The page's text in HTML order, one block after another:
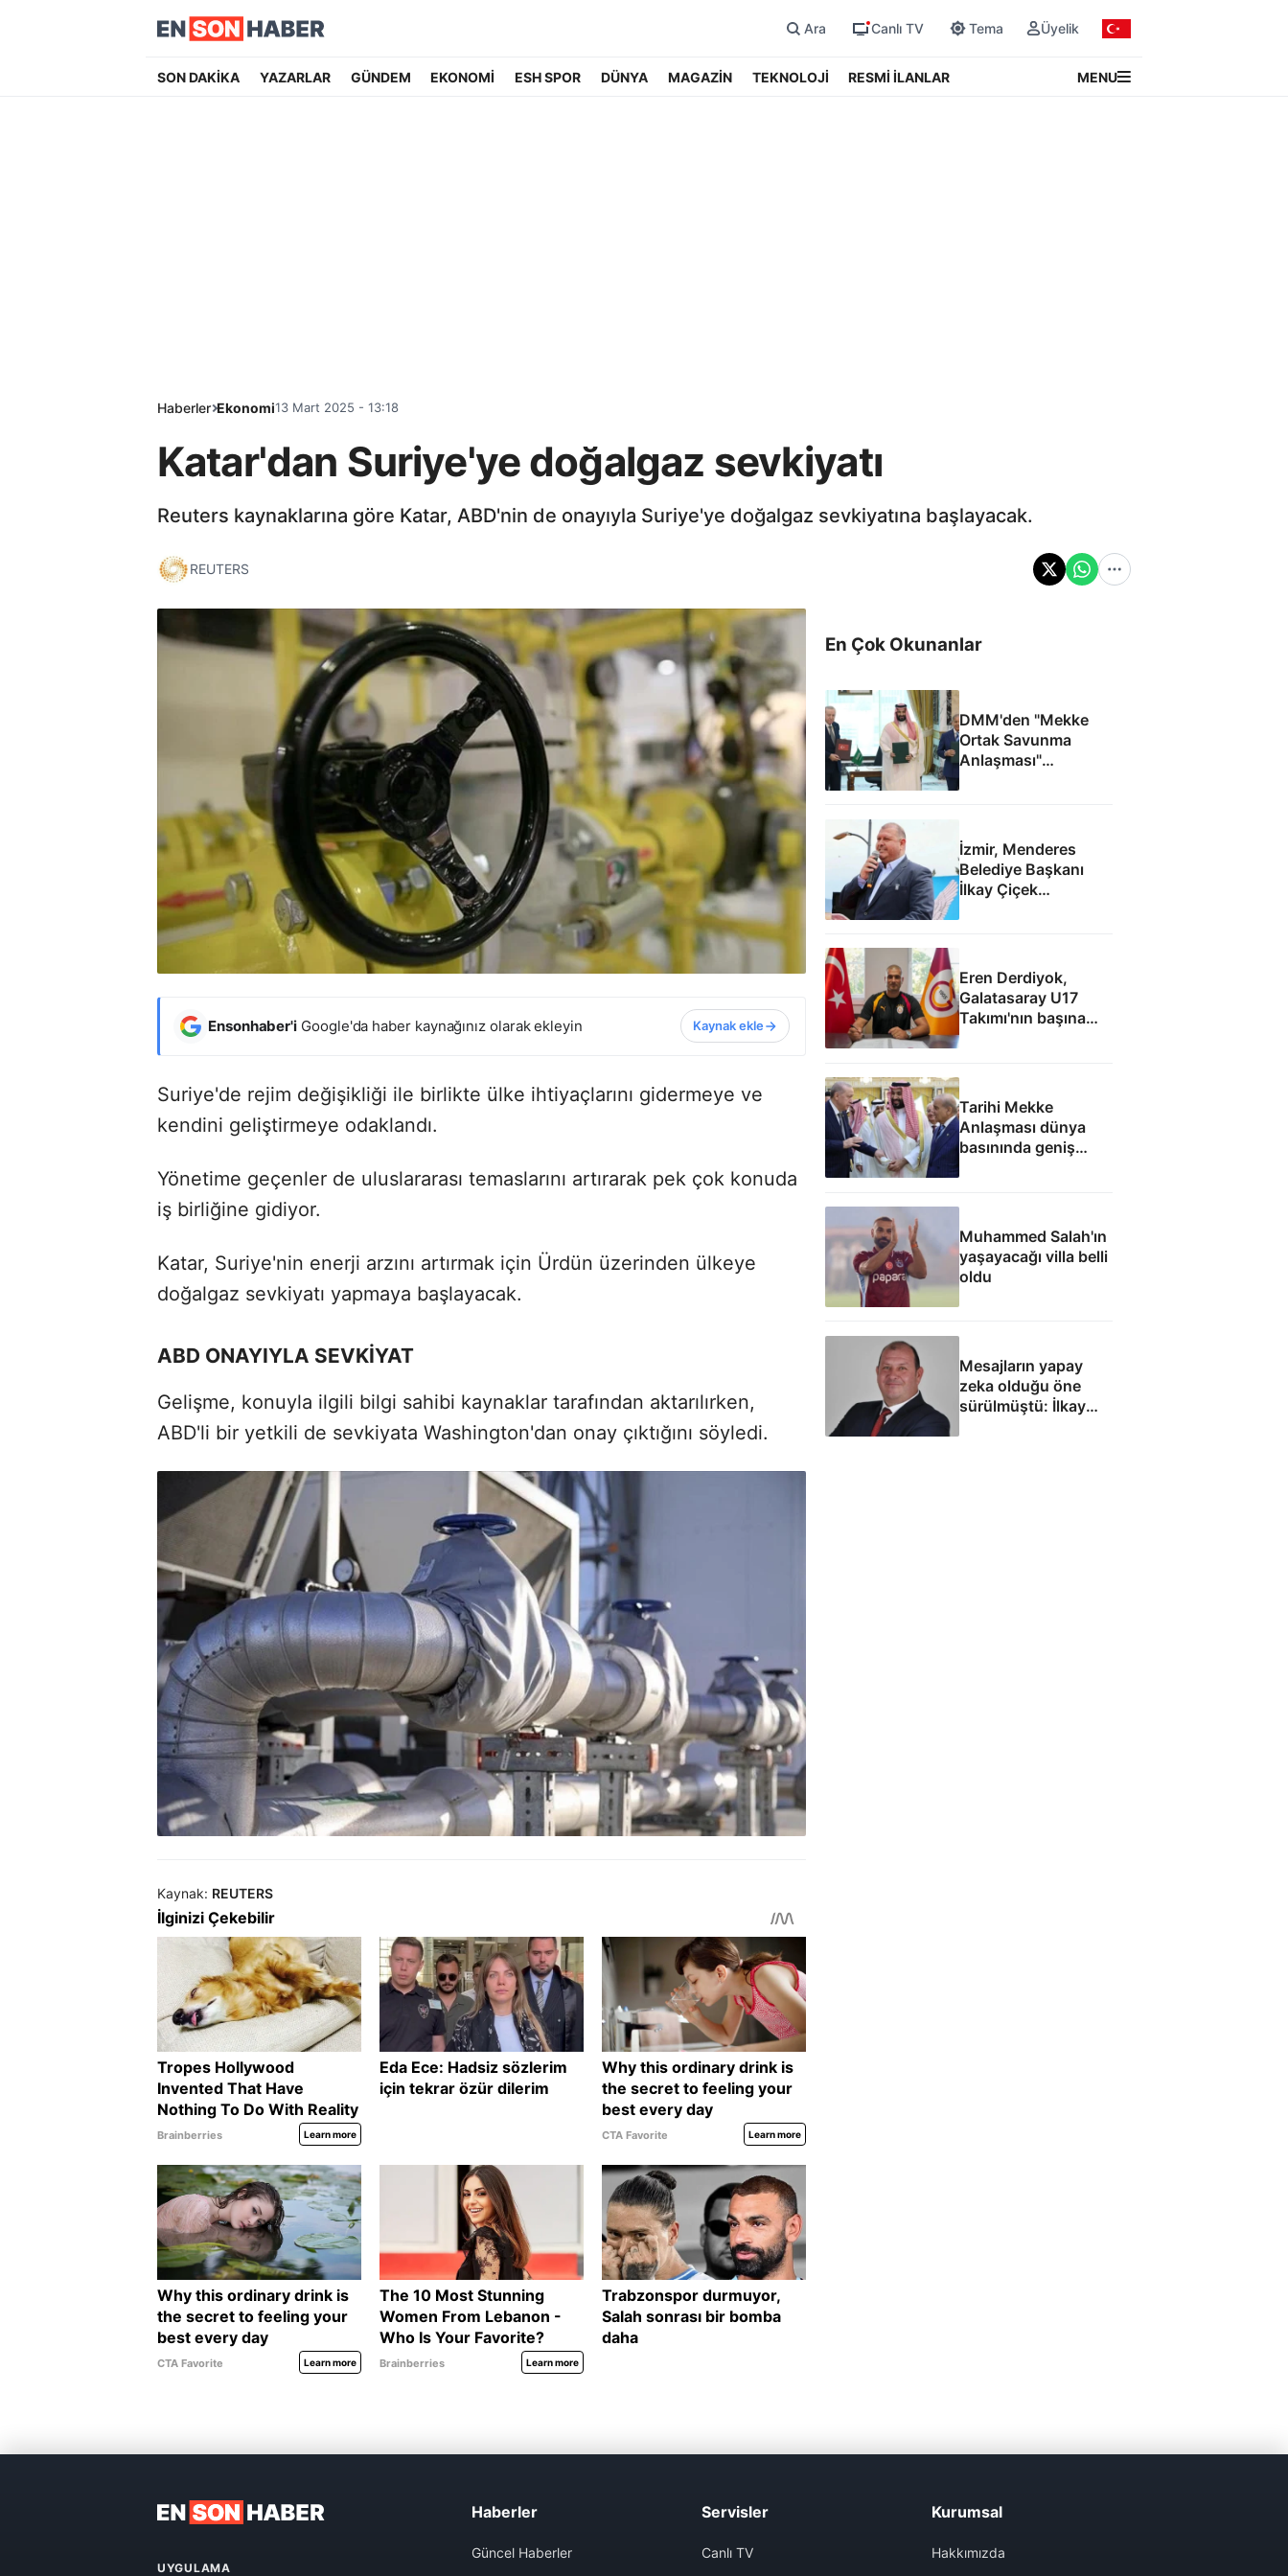
Ara Canlı TV Tema Üyelik
SON DAKİKA YAZARLAR GÜNDEM EKONOMİ ESH SPOR DÜNYA MAGAZİN TEKNOLOJİ RESMİ İLANLAR MENU
Haberler Ekonomi13 Mart 2025 - 13:18
Katar'dan Suriye'ye doğalgaz sevkiyatı
Reuters kaynaklarına göre Katar, ABD'nin de onayıyla Suriye'ye doğalgaz sevkiyatına başlayacak.
REUTERS
Ensonhaber'i Google'da haber kaynağınız olarak ekleyin Kaynak ekle
Suriye'de rejim değişikliği ile birlikte ülke ihtiyaçlarını gidermeye ve
kendini geliştirmeye odaklandı.
Yönetime geçenler de uluslararası temaslarını artırarak pek çok konuda
iş birliğine gidiyor.
Katar, Suriye'nin enerji arzını artırmak için Ürdün üzerinden ülkeye
doğalgaz sevkiyatı yapmaya başlayacak.
ABD ONAYIYLA SEVKİYAT
Gelişme, konuyla ilgili bilgi sahibi kaynaklar tarafından aktarılırken,
ABD'li bir yetkili de sevkiyata Washington'dan onay çıktığını söyledi.
Kaynak: REUTERS
En Çok Okunanlar
DMM'den "Mekke
Ortak Savunma
Anlaşması"
iddialarına yalanlama
İzmir, Menderes
Belediye Başkanı
İlkay Çiçek
Eren Derdiyok,
Galatasaray U17
Takımı'nın başına
geçti
Tarihi Mekke
Anlaşması dünya
basınında geniş
yankı uyandırdı
Muhammed Salah'ın
yaşayacağı villa belli
oldu
Mesajların yapay
zeka olduğu öne
sürülmüştü: İlkay
UYGULAMA
Haberler
Güncel Haberler
Servisler
Canlı TV
Kurumsal
Hakkımızda